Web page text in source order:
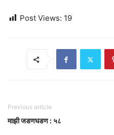
Post Views: 19
Previous article
माझी जडणघडण : ५८